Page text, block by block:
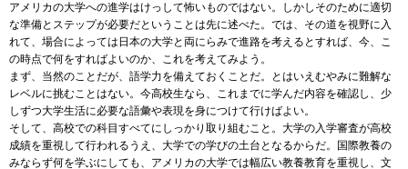
アメリカの大学への進学はけっして怖いものではない。しかしそのために適切
な準備とステップが必要だということは先に述べた。では、その道を視野に入
れて、場合によっては日本の大学と両にらみで進路を考えるとすれば、今、こ
の時点で何をすればよいのか、これを考えてみよう。
まず、当然のことだが、語学力を備えておくことだ。とはいえむやみに難解な
レベルに挑むことはない。今高校生なら、これまでに学んだ内容を確認し、少
しずつ大学生活に必要な語彙や表現を身につけて行けばよい。
そして、高校での科目すべてにしっかり取り組むこと。大学の入学審査が高校
成績を重視して行われるうえ、大学での学びの土台となるからだ。国際教養の
みならず何を学ぶにしても、アメリカの大学では幅広い教養教育を重視し、文